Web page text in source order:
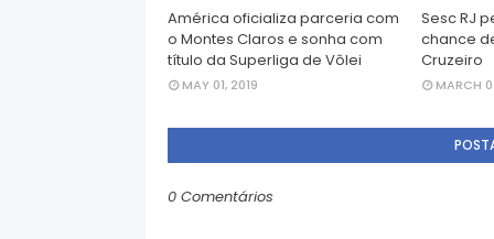
América oficializa parceria com
o Montes Claros e sonha com
título da Superliga de Vôlei
MAY 01, 2019
Sesc RJ
chance
Cruzeiro
MARCH
0 Comentários